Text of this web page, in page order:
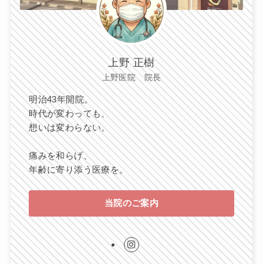
上野 正樹
上野医院 院長
明治43年開院。
時代が変わっても、
想いは変わらない。
痛みを和らげ、
年齢に寄り添う医療を。
当院のご案内